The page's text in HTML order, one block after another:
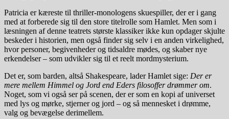
Patricia er kæreste til thriller-monologens skuespiller, der er i gang
med at forberede sig til den store titelrolle som Hamlet. Men som i
læsningen af denne teatrets største klassiker ikke kun opdager skjulte
beskeder i historien, men også finder sig selv i en anden virkelighed,
hvor personer, begivenheder og tidsaldre mødes, og skaber nye
erkendelser – som udvikler sig til et reelt mordmysterium.
Det er, som barden, altså Shakespeare, lader Hamlet sige: Der er
mere mellem Himmel og Jord end Eders filosoffer drømmer om.
Noget, som vi også ser på scenen, der er som en kopi af universet
med lys og mørke, stjerner og jord – og så mennesket i drømme,
valg og bevægelse derimellem.